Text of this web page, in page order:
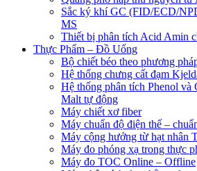
Sắc ký khí GC (FID/ECD/
MS
Thiết bị phân tích Acid Amin
Thực Phẩm – Đồ Uống
Bộ chiết béo theo phương
Hệ thống chưng cất đạm
Hệ thống phân tích Phenol và
Malt tự động
Máy chiết xơ fiber
Máy chuẩn độ điện thế –
Máy cộng hưởng từ hạt nhân
Máy đo phóng xạ trong thực
Máy đo TOC Online – Offline